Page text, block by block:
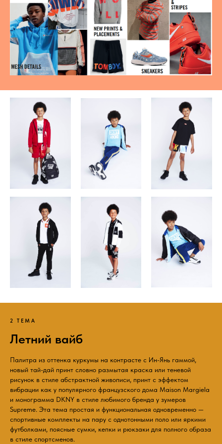
2 ТЕМА
Летний вайб
Палитра из оттенка куркумы на контрасте с Ин-Янь гаммой,
новый тай-дай принт словно размытая краска или теневой
рисунок в стиле абстрактной живописи, принт с эффектом
вибрации как у популярного французского дома Maison Margiela
и монограмма DKNY в стиле любимого бренда у зумеров
Supreme. Эта тема простая и функциональная одновременно —
спортивные комплекты на пару с однотонными поло или яркими
футболками, поясные сумки, кепки и рюкзаки для полного образа
в стиле спортсменов.